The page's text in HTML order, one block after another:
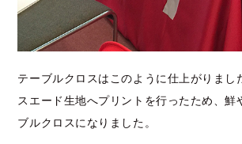
テーブルクロスはこのように仕上がりまし
スエード生地へプリントを行ったため、鮮
ブルクロスになりました。